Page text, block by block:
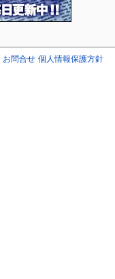
お問合せ 個人情報保護方針